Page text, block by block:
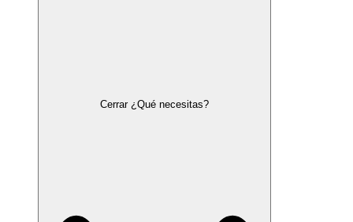
Cerrar ¿Qué necesitas?